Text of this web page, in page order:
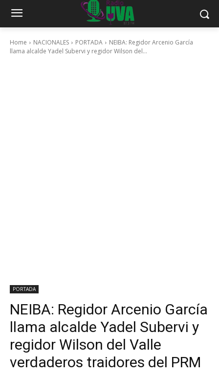
Home NACIONALES PORTADA
NEIBA: Regidor Arcenio García
llama alcalde Yadel Subervi y regidor Wilson del...
PORTADA
NEIBA: Regidor Arcenio García
llama alcalde Yadel Subervi y
regidor Wilson del Valle
verdaderos traidores del PRM